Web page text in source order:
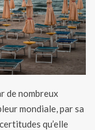
de nombreux
mondiale, par sa
qu’elle